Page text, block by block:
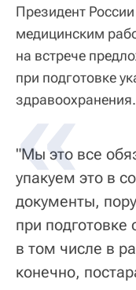
Президент
медицинским
на встрече
при подготовке
здравоохранения.
"Мы это все
упакуем это в
документы,
при подготовке
в том числе в
конечно,